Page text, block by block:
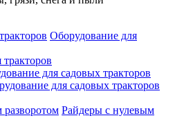
Оборудование для
для садовых тракторов
для садовых тракторов
Райдеры с нулевым